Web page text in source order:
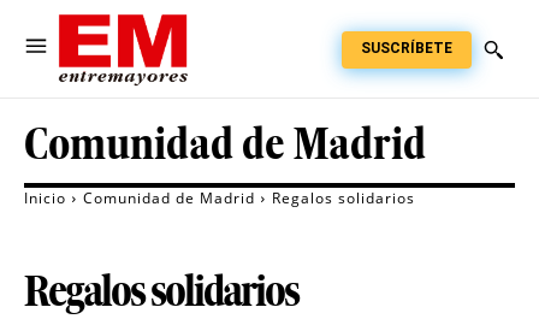
SUSCRÍBETE
Comunidad de Madrid
Inicio Comunidad de Madrid Regalos solidarios
Regalos solidarios